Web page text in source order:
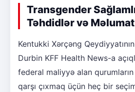
Transgender
Təhdidlər və
Kentukki Xərçəng
Durbin KFF Health News-a
federal maliyyə alan
qarşı çıxmaq üçün heç bir